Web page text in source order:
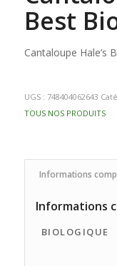
Best
Cantaloupe Hale’s
UGS : 748404062643
TOUS NOS PRODUITS
Informations
Informations
BIOLOGIQUE